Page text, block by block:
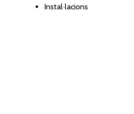
Instal·lacions